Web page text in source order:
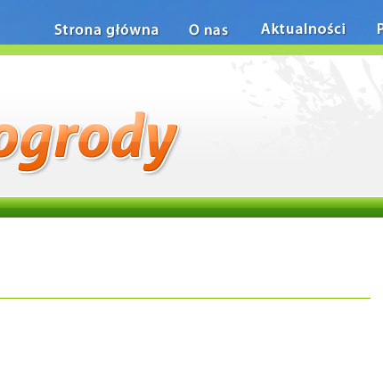
Strona główna O nas Aktualności